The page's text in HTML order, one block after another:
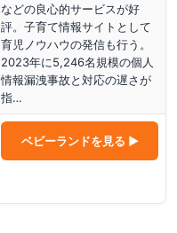
などの良心的サービスが好
評。子育て情報サイトとして
育児ノウハウの発信も行う。
2023年に5,246名規模の個人
情報漏洩事故と対応の遅さが
指…
ベビーランドを見る ▶